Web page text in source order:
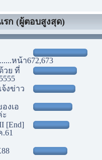
ก (ผู้ตอบสูงสุด)
หน้า672,673
วย ที่
งข่าว
องเอ
ะ
[End]